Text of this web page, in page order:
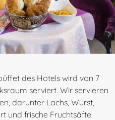
des Hotels wird von 7
serviert. Wir servieren
darunter Lachs, Wurst,
und frische Fruchtsäfte